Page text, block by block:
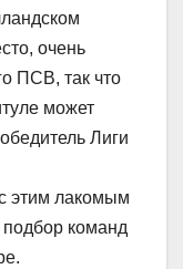
очень
ПСВ, так что
может
Лиги
этим лакомым
подбор команд